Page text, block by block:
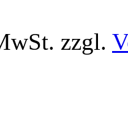
zzgl.